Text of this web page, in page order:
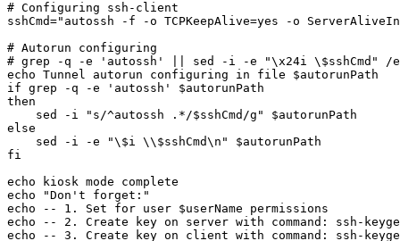
# Configuring ssh-client
sshCmd="autossh -f -o TCPKeepAlive=yes -o
# Autorun configuring
# grep -q -e 'autossh' || sed -i -e "\x24i \$sshCmd" /
echo Tunnel autorun configuring in file $autorunPath
if grep -q -e 'autossh' $autorunPath
then
    sed -i "s/^autossh .*/$sshCmd/g" $autorunPath
else
    sed -i -e "\$i \\$sshCmd\n" $autorunPath
fi
echo kiosk mode complete
echo "Don't forget:"
echo -- 1. Set for user $userName permissions
echo -- 2. Create key on server with command: ssh-
echo -- 3. Create key on client with command: ssh-